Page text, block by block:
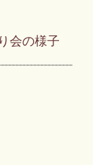
会の様子